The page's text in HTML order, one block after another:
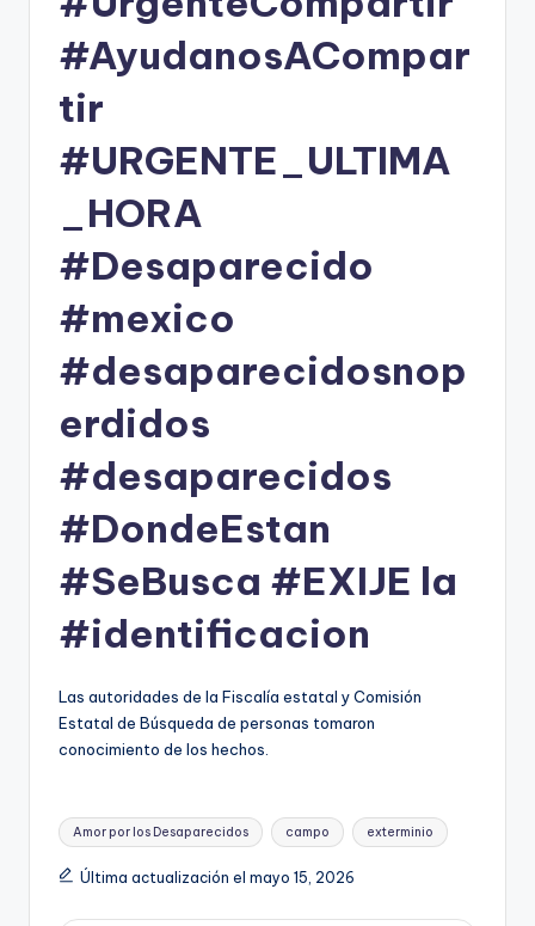
#AyudanosACompar
tir
#URGENTE_ULTIMA
_HORA
#Desaparecido
#mexico
#desaparecidosnop
erdidos
#desaparecidos
#DondeEstan
#SeBusca #EXIJE la
#identificacion
Las autoridades de la Fiscalía estatal y Comisión
Estatal de Búsqueda de personas tomaron
conocimiento de los hechos.
Etiquetas:
Amor por los Desaparecidos campo exterminio
Última actualización el mayo 15, 2026